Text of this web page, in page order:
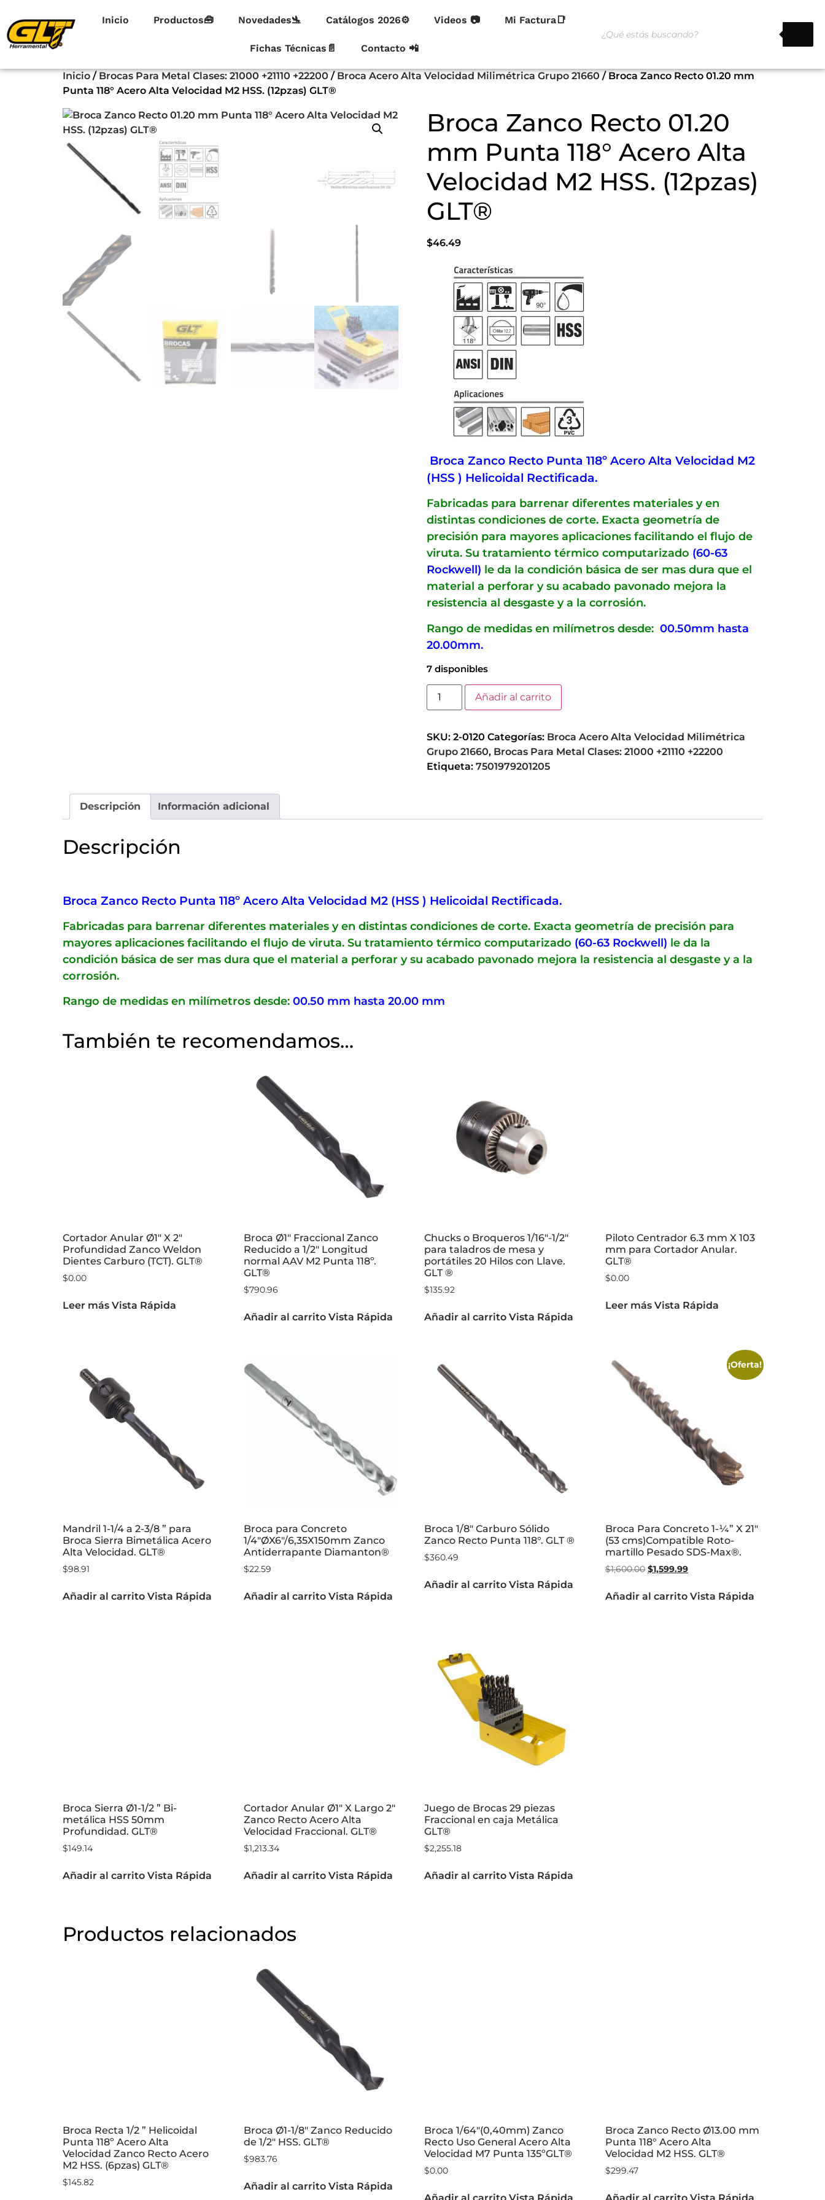
Inicio Productos🧰 Novedades🛬 Catálogos 2026⚙ Videos 📷 Mi Factura📑
Fichas Técnicas📄 Contacto 📲
Inicio/Brocas Para Metal Clases: 21000 +21110 +22200/Broca Acero Alta Velocidad Milimétrica Grupo 21660/ Broca Zanco Recto 01.20 mm
Punta 118° Acero Alta Velocidad M2 HSS. (12pzas) GLT®
Broca Zanco Recto 01.20
mm Punta 118° Acero Alta
Velocidad M2 HSS. (12pzas)
GLT®
$46.49
Broca Zanco Recto Punta 118º Acero Alta Velocidad M2
(HSS ) Helicoidal Rectificada.
Fabricadas para barrenar diferentes materiales y en
distintas condiciones de corte. Exacta geometría de
precisión para mayores aplicaciones facilitando el flujo de
viruta. Su tratamiento térmico computarizado (60-63
Rockwell) le da la condición básica de ser mas dura que el
material a perforar y su acabado pavonado mejora la
resistencia al desgaste y a la corrosión.
Rango de medidas en milímetros desde: 00.50mm hasta
20.00mm.
7 disponibles
Añadir al carrito
SKU: 2-0120 Categorías: Broca Acero Alta Velocidad Milimétrica
Grupo 21660, Brocas Para Metal Clases: 21000 +21110 +22200
Etiqueta: 7501979201205
Descripción Información adicional
Descripción
Broca Zanco Recto Punta 118º Acero Alta Velocidad M2 (HSS ) Helicoidal Rectificada.
Fabricadas para barrenar diferentes materiales y en distintas condiciones de corte. Exacta geometría de precisión para
mayores aplicaciones facilitando el flujo de viruta. Su tratamiento térmico computarizado (60-63 Rockwell) le da la
condición básica de ser mas dura que el material a perforar y su acabado pavonado mejora la resistencia al desgaste y a la
corrosión.
Rango de medidas en milímetros desde: 00.50 mm hasta 20.00 mm
También te recomendamos…
Cortador Anular Ø1″ X 2″
Profundidad Zanco Weldon
Dientes Carburo (TCT). GLT®
$0.00
Leer más Vista Rápida
Broca Ø1″ Fraccional Zanco
Reducido a 1/2″ Longitud
normal AAV M2 Punta 118º.
GLT®
$790.96
Añadir al carrito Vista Rápida
Chucks o Broqueros 1/16″-1/2″
para taladros de mesa y
portátiles 20 Hilos con Llave.
GLT ®
$135.92
Añadir al carrito Vista Rápida
Piloto Centrador 6.3 mm X 103
mm para Cortador Anular.
GLT®
$0.00
Leer más Vista Rápida
Mandril 1-1/4 a 2-3/8 ” para
Broca Sierra Bimetálica Acero
Alta Velocidad. GLT®
$98.91
Añadir al carrito Vista Rápida
Broca para Concreto
1/4″ØX6″/6,35X150mm Zanco
Antiderrapante Diamanton®
$22.59
Añadir al carrito Vista Rápida
Broca 1/8″ Carburo Sólido
Zanco Recto Punta 118°. GLT ®
$360.49
Añadir al carrito Vista Rápida
¡Oferta!
Broca Para Concreto 1-¼” X 21″
(53 cms)Compatible Roto-
martillo Pesado SDS-Max®.
$1,600.00 $1,599.99
Añadir al carrito Vista Rápida
Broca Sierra Ø1-1/2 ” Bi-
metálica HSS 50mm
Profundidad. GLT®
$149.14
Añadir al carrito Vista Rápida
Cortador Anular Ø1″ X Largo 2″
Zanco Recto Acero Alta
Velocidad Fraccional. GLT®
$1,213.34
Añadir al carrito Vista Rápida
Juego de Brocas 29 piezas
Fraccional en caja Metálica
GLT®
$2,255.18
Añadir al carrito Vista Rápida
Productos relacionados
Broca Recta 1/2 ” Helicoidal
Punta 118º Acero Alta
Velocidad Zanco Recto Acero
M2 HSS. (6pzas) GLT®
$145.82
Broca Ø1-1/8″ Zanco Reducido
de 1/2″ HSS. GLT®
$983.76
Añadir al carrito Vista Rápida
Broca 1/64″(0,40mm) Zanco
Recto Uso General Acero Alta
Velocidad M7 Punta 135ºGLT®
$0.00
Broca Zanco Recto Ø13.00 mm
Punta 118° Acero Alta
Velocidad M2 HSS. GLT®
$299.47